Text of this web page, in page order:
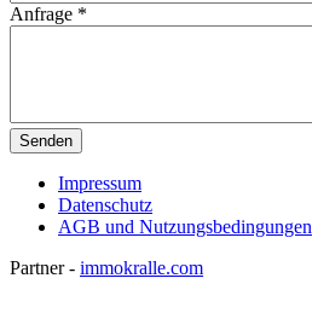
Anfrage *
Impressum
Datenschutz
AGB und Nutzungsbedingungen
Partner - immokralle.com